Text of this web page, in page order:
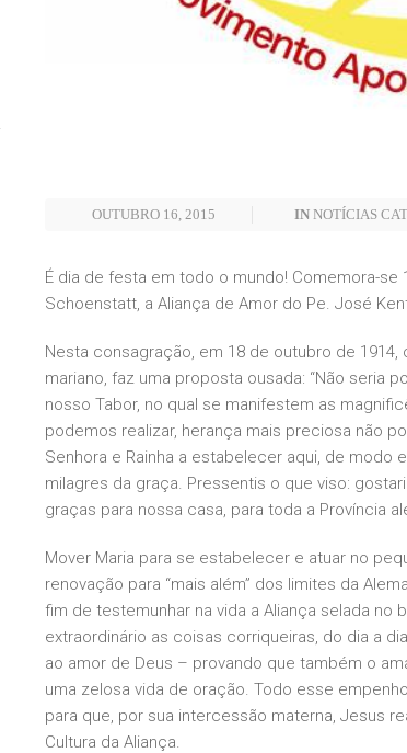
OUTUBRO 16, 2015 IN NOTÍCIAS
É dia de festa em todo o mundo! Comemora-
Schoenstatt, a Aliança de Amor do Pe. José
Nesta consagração, em 18 de outubro de
mariano, faz uma proposta ousada: “Não seria
nosso Tabor, no qual se manifestem as
podemos realizar, herança mais preciosa não
Senhora e Rainha a estabelecer aqui, de
milagres da graça. Pressentis o que viso:
graças para nossa casa, para toda a Província
Mover Maria para se estabelecer e atuar no
renovação para “mais além” dos limites da
fim de testemunhar na vida a Aliança selada no
extraordinário as coisas corriqueiras, do dia a
ao amor de Deus – provando que também o
uma zelosa vida de oração. Todo esse
para que, por sua intercessão materna, Jesus
Cultura da Aliança.